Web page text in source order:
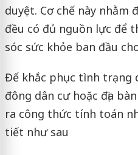
duyệt. Cơ chế này nhằm
đều có đủ nguồn lực để
sóc sức khỏe ban đầu
Để khắc phục tình trạng
đông dân cư hoặc địa
ra công thức tính toán
tiết như sau